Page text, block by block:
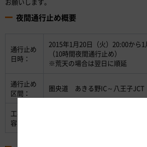
夜間通行止め概要
通行止め
日時：
2015年1月20日（火）20:00から
（10時間夜間通行止め）
※荒天の場合は翌日に順延
通行止め
区間：
圏央道 あきる野IC～八王子JCT
工事内
容：